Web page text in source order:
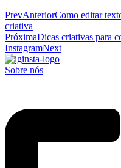
PrevAnteriorComo editar
criativa
PróximaDicas criativas para
InstagramNext
Sobre nós